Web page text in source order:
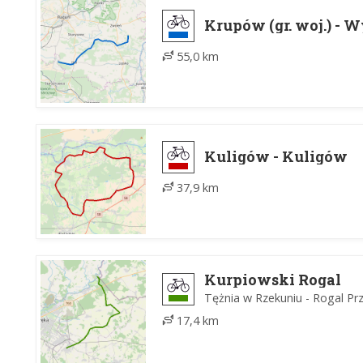
Krupów (gr. woj.) -
55,0 km
Kuligów - Kuligów
37,9 km
Kurpiowski Rogal
Tężnia w Rzekuniu - Rogal
17,4 km